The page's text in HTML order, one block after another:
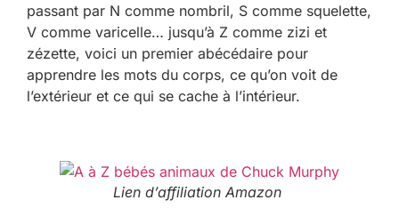
passant par N comme nombril, S comme squelette,
V comme varicelle… jusqu’à Z comme zizi et
zézette, voici un premier abécédaire pour
apprendre les mots du corps, ce qu’on voit de
l’extérieur et ce qui se cache à l’intérieur.
Lien d’affiliation Amazon